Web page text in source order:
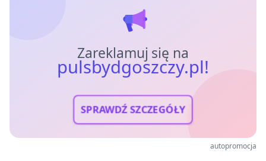
Zareklamuj się na
pulsbydgoszczy.pl!
SPRAWDŹ SZCZEGÓŁY
autopromocja